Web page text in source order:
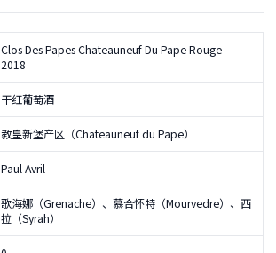
Clos Des Papes Chateauneuf Du Pape Rouge -
2018
干红葡萄酒
教皇新堡产区（Chateauneuf du Pape）
Paul Avril
歌海娜（Grenache）、慕合怀特（Mourvedre）、西
拉（Syrah）